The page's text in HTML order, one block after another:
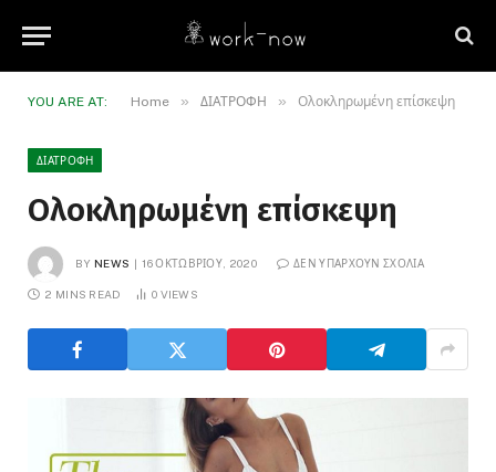
YOU ARE AT: Home » ΔΙΑΤΡΟΦΗ » Ολοκληρωμένη επίσκεψη
ΔΙΑΤΡΟΦΗ
Ολοκληρωμένη επίσκεψη
BY NEWS 16 ΟΚΤΩΒΡΊΟΥ, 2020 ΔΕΝ ΥΠΆΡΧΟΥΝ ΣΧΌΛΙΑ
2 MINS READ 0 VIEWS